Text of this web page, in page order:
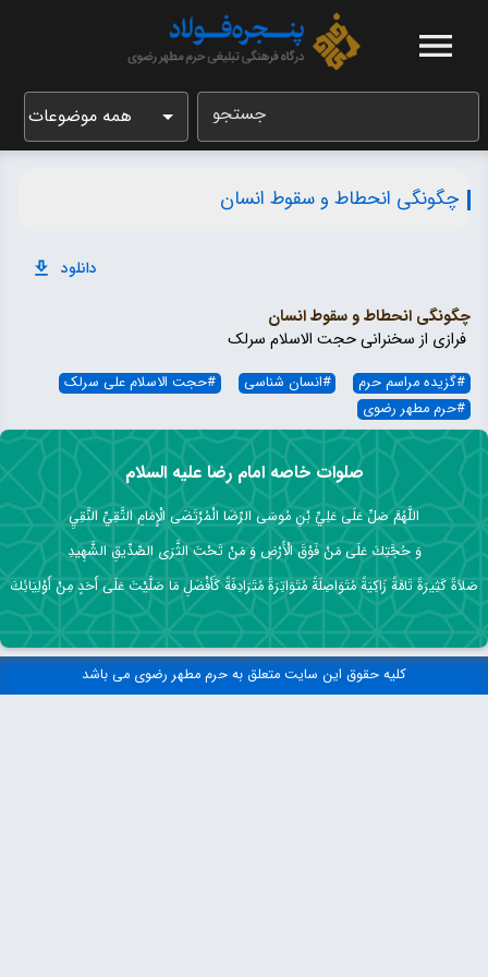
جستجو همه موضوعات
چگونگی انحطاط و سقوط انسان
دانلود
چگونگی انحطاط و سقوط انسان
فرازی از سخنرانی حجت الاسلام سرلک
#گزیده مراسم حرم #انسان شناسی #حجت الاسلام علی سرلک
#حرم مطهر رضوی
صلوات خاصه امام رضا علیه السلام
اللَّهُمَّ صَلِّ عَلَى عَلِيِّ بْنِ مُوسَى الرِّضَا الْمُرْتَضَى الْإِمَامِ التَّقِيِّ النَّقِيِ
وَ حُجَّتِكَ عَلَى مَنْ فَوْقَ الْأَرْضِ وَ مَنْ تَحْتَ الثَّرَى الصِّدِّيقِ الشَّهِيدِ
صَلاَةً كَثِيرَةً تَامَّةً زَاكِيَةً مُتَوَاصِلَةً مُتَوَاتِرَةً مُتَرَادِفَةً كَأَفْضَلِ مَا صَلَّيْتَ عَلَى أَحَدٍ مِنْ أَوْلِيَائِكَ
کلیه حقوق این سایت متعلق به حرم مطهر رضوی می باشد